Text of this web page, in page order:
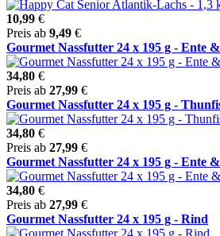
10,99 €
Preis ab 9,49 €
Gourmet Nassfutter 24 x 195 g - Ente
34,80 €
Preis ab 27,99 €
Gourmet Nassfutter 24 x 195 g -
34,80 €
Preis ab 27,99 €
Gourmet Nassfutter 24 x 195 g - Ente
34,80 €
Preis ab 27,99 €
Gourmet Nassfutter 24 x 195 g - Rind